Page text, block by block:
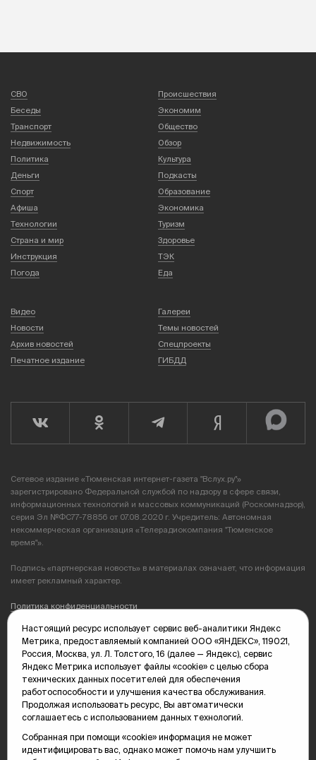
СВО
Происшествия
Беседы
Экономим
Транспорт
Общество
Недвижимость
Обзор
Политика
Культура
Деньги
Подкасты
Спорт
Образование
Афиша
Экономика
Технологии
Туризм
Страна и мир
Здоровье
Инструкция
ТЭК
Погода
Еда
Видео
Галереи
Новости
Темы новостей
Архив новостей
Спецпроекты
Печатное издание
ГИБДД
Сетевое издание «Тюменская интернет-газета "Вслух.ру"»
зарегистрировано Федеральной службой по надзору в сфере связи,
информационных технологий и массовых коммуникаций (Роскомнадзор),
серия Эл №ФС77-78856 от 07.08.2020 г. Учредитель: Автономная
некоммерческая организация «Телерадиокомпания "Тюменское
время"».
Подпись «партнерская новость» в материалах означает, что информация
имеет рекламный характер.
Политика конфиденциальности
Редакция: 625035, Тюмень, пр. Геологоразведчиков, 28А
(3452) 68-89-05
edit@vsluh.ru
Главный редактор: Панкина Т.Ю.
kika@vsluh.ru
По вопросам рекламы:
(3452) 68-89-78
kotovaev@sibinformburo.ru
Настоящий ресурс использует сервис веб-аналитики Яндекс
Метрика, предоставляемый компанией ООО «ЯНДЕКС», 119021,
Россия, Москва, ул. Л. Толстого, 16 (далее — Яндекс), сервис
Яндекс Метрика использует файлы «cookie» с целью сбора
технических данных посетителей для обеспечения
работоспособности и улучшения качества обслуживания.
Продолжая использовать ресурс, Вы автоматически
соглашаетесь с использованием данных технологий.
Собранная при помощи «cookie» информация не может
идентифицировать вас, однако может помочь нам улучшить